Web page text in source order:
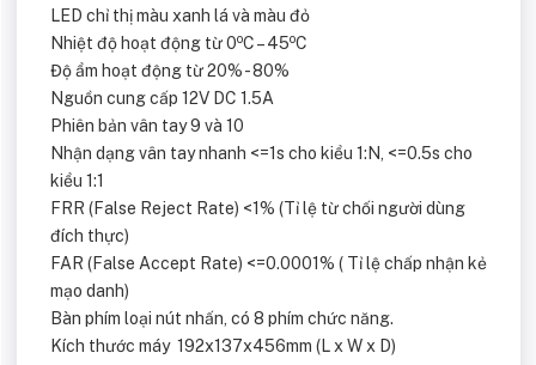
LED chỉ thị màu xanh lá và màu đỏ
Nhiệt độ hoạt động từ 0oC – 45oC
Độ ẩm hoạt động từ 20% - 80%
Nguồn cung cấp 12V DC 1.5A
Phiên bản vân tay 9 và 10
Nhận dạng vân tay nhanh <=1s cho kiểu 1:N, <=0.5s cho
kiểu 1:1
FRR (False Reject Rate) <1% (Tỉ lệ từ chối người dùng
đích thực)
FAR (False Accept Rate) <=0.0001% ( Tỉ lệ chấp nhận kẻ
mạo danh)
Bàn phím loại nút nhấn, có 8 phím chức năng.
Kích thước máy 192x137x456mm (L x W x D)